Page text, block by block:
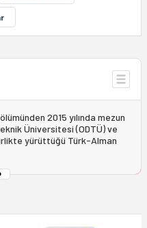
2015 yılında mezun
Üniversitesi (ODTÜ) ve
yürüttüğü Türk-Alman